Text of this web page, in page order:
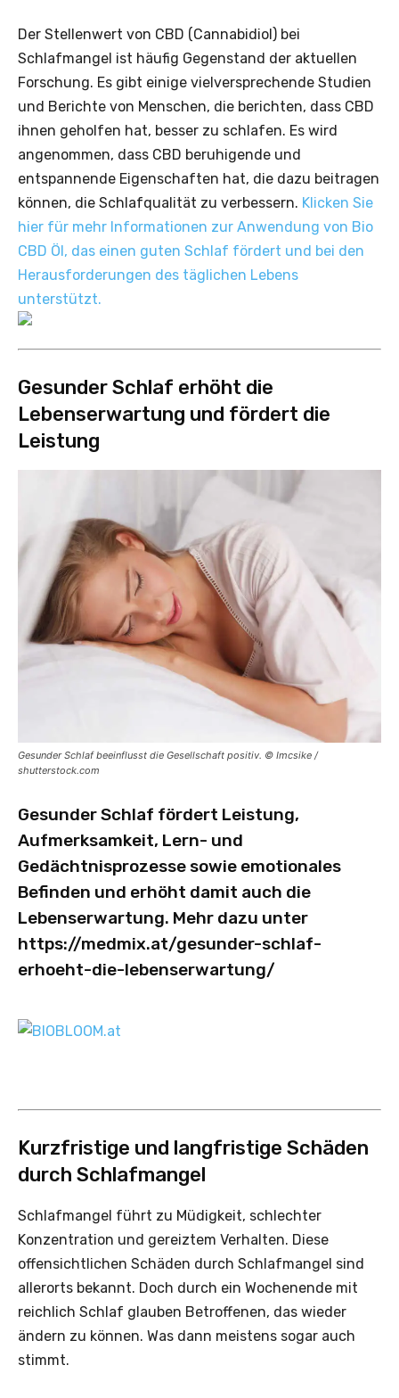
Der Stellenwert von CBD (Cannabidiol) bei
Schlafmangel ist häufig Gegenstand der aktuellen
Forschung. Es gibt einige vielversprechende Studien
und Berichte von Menschen, die berichten, dass CBD
ihnen geholfen hat, besser zu schlafen. Es wird
angenommen, dass CBD beruhigende und
entspannende Eigenschaften hat, die dazu beitragen
können, die Schlafqualität zu verbessern. Klicken Sie
hier für mehr Informationen zur Anwendung von Bio
CBD Öl, das einen guten Schlaf fördert und bei den
Herausforderungen des täglichen Lebens
unterstützt.
Gesunder Schlaf erhöht die
Lebenserwartung und fördert die
Leistung
Gesunder Schlaf beeinflusst die Gesellschaft positiv. © Imcsike /
shutterstock.com
Gesunder Schlaf fördert Leistung,
Aufmerksamkeit, Lern- und
Gedächtnisprozesse sowie emotionales
Befinden und erhöht damit auch die
Lebenserwartung. Mehr dazu unter
https://medmix.at/gesunder-schlaf-
erhoeht-die-lebenserwartung/
Kurzfristige und langfristige Schäden
durch Schlafmangel
Schlafmangel führt zu Müdigkeit, schlechter
Konzentration und gereiztem Verhalten. Diese
offensichtlichen Schäden durch Schlafmangel sind
allerorts bekannt. Doch durch ein Wochenende mit
reichlich Schlaf glauben Betroffenen, das wieder
ändern zu können. Was dann meistens sogar auch
stimmt.